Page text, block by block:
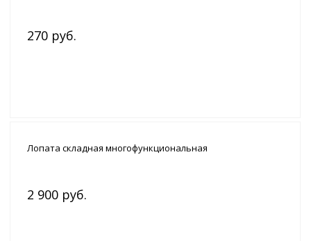
270 руб.
Лопата складная многофункциональная
2 900 руб.